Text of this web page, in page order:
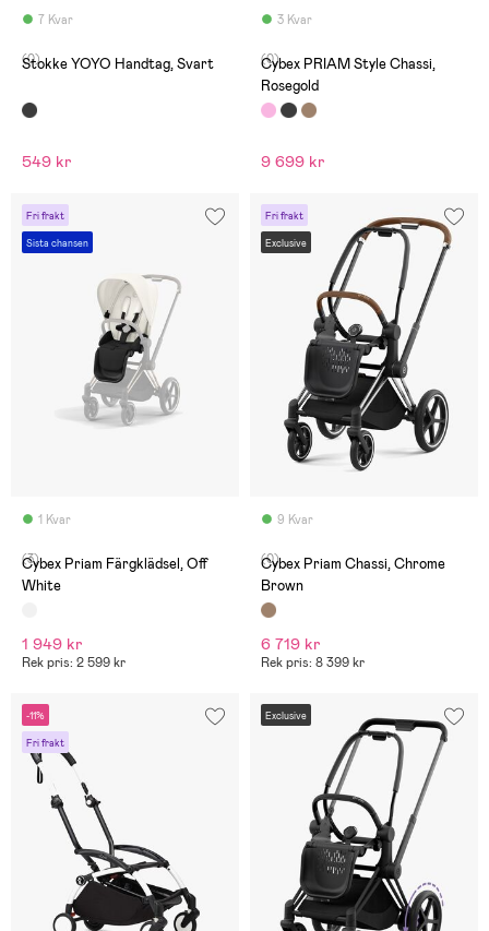
7 Kvar
(0)
Stokke YOYO Handtag, Svart
549 kr
3 Kvar
(0)
Cybex PRIAM Style Chassi,
Rosegold
9 699 kr
Fri frakt
Sista chansen
1 Kvar
(3)
Cybex Priam Färgklädsel, Off
White
1 949 kr
Rek pris: 2 599 kr
Fri frakt
Exclusive
9 Kvar
(0)
Cybex Priam Chassi, Chrome
Brown
6 719 kr
Rek pris: 8 399 kr
-11%
Fri frakt
Exclusive